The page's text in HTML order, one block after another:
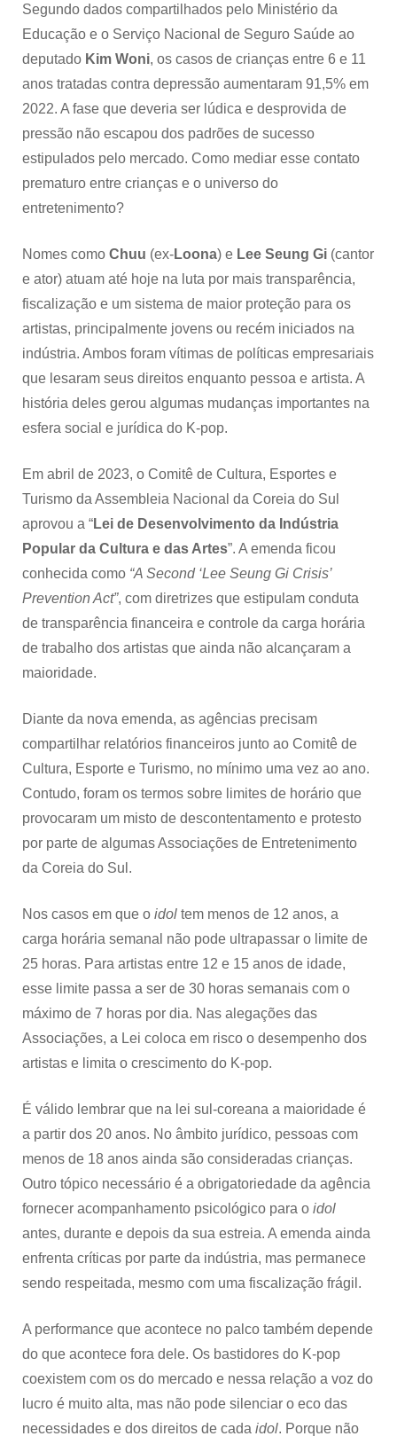
Segundo dados compartilhados pelo Ministério da
Educação e o Serviço Nacional de Seguro Saúde ao
deputado Kim Woni, os casos de crianças entre 6 e 11
anos tratadas contra depressão aumentaram 91,5% em
2022. A fase que deveria ser lúdica e desprovida de
pressão não escapou dos padrões de sucesso
estipulados pelo mercado. Como mediar esse contato
prematuro entre crianças e o universo do
entretenimento?
Nomes como Chuu (ex-Loona) e Lee Seung Gi (cantor
e ator) atuam até hoje na luta por mais transparência,
fiscalização e um sistema de maior proteção para os
artistas, principalmente jovens ou recém iniciados na
indústria. Ambos foram vítimas de políticas empresariais
que lesaram seus direitos enquanto pessoa e artista. A
história deles gerou algumas mudanças importantes na
esfera social e jurídica do K-pop.
Em abril de 2023, o Comitê de Cultura, Esportes e
Turismo da Assembleia Nacional da Coreia do Sul
aprovou a “Lei de Desenvolvimento da Indústria
Popular da Cultura e das Artes”. A emenda ficou
conhecida como “A Second ‘Lee Seung Gi Crisis’
Prevention Act”, com diretrizes que estipulam conduta
de transparência financeira e controle da carga horária
de trabalho dos artistas que ainda não alcançaram a
maioridade.
Diante da nova emenda, as agências precisam
compartilhar relatórios financeiros junto ao Comitê de
Cultura, Esporte e Turismo, no mínimo uma vez ao ano.
Contudo, foram os termos sobre limites de horário que
provocaram um misto de descontentamento e protesto
por parte de algumas Associações de Entretenimento
da Coreia do Sul.
Nos casos em que o idol tem menos de 12 anos, a
carga horária semanal não pode ultrapassar o limite de
25 horas. Para artistas entre 12 e 15 anos de idade,
esse limite passa a ser de 30 horas semanais com o
máximo de 7 horas por dia. Nas alegações das
Associações, a Lei coloca em risco o desempenho dos
artistas e limita o crescimento do K-pop.
É válido lembrar que na lei sul-coreana a maioridade é
a partir dos 20 anos. No âmbito jurídico, pessoas com
menos de 18 anos ainda são consideradas crianças.
Outro tópico necessário é a obrigatoriedade da agência
fornecer acompanhamento psicológico para o idol
antes, durante e depois da sua estreia. A emenda ainda
enfrenta críticas por parte da indústria, mas permanece
sendo respeitada, mesmo com uma fiscalização frágil.
A performance que acontece no palco também depende
do que acontece fora dele. Os bastidores do K-pop
coexistem com os do mercado e nessa relação a voz do
lucro é muito alta, mas não pode silenciar o eco das
necessidades e dos direitos de cada idol. Porque não